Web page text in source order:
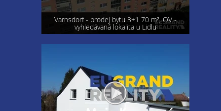
Varnsdorf - prodej bytu 3+1 70 m², OV -
vyhledávaná lokalita u Lidlu